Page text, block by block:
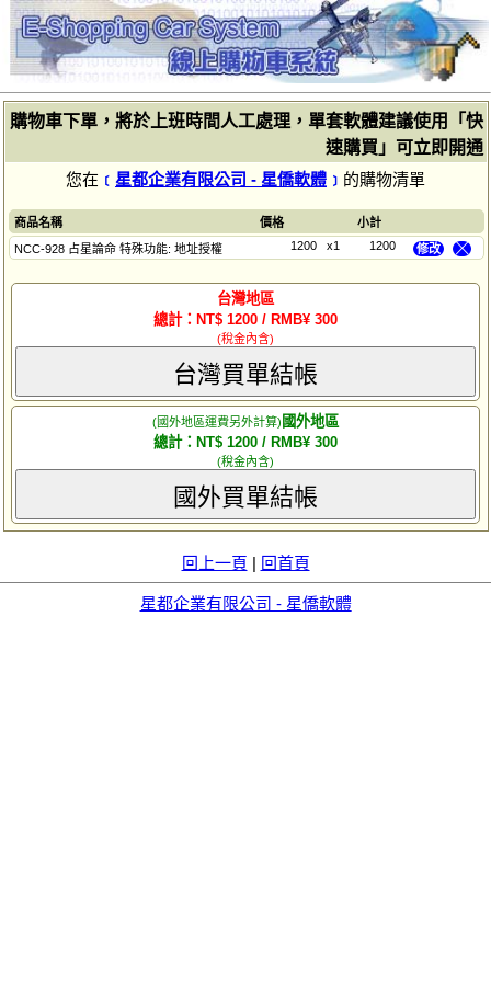
購物車下單，將於上班時間人工處理，單套軟體建議使用「快
速購買」可立即開通
您在 ﹝ 星都企業有限公司 - 星僑軟體 ﹞ 的購物清單
商品名稱 價格
小計
NCC-928 占星論命 特殊功能: 地址授權
1200 x1 1200 ╳
修改
台灣地區
總計：NT$ 1200 / RMB¥ 300
(稅金內含)
台灣買單結帳
(國外地區運費另外計算) 國外地區
總計：NT$ 1200 / RMB¥ 300
(稅金內含)
國外買單結帳
回上一頁 | 回首頁
星都企業有限公司 - 星僑軟體